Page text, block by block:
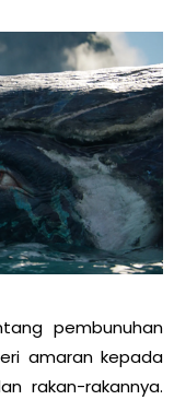
pembunuhan
amaran kepada
rakan-rakannya.